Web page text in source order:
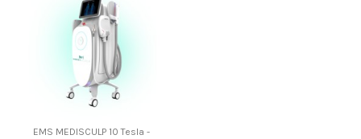
EMS MEDISCULP 10 Tesla -